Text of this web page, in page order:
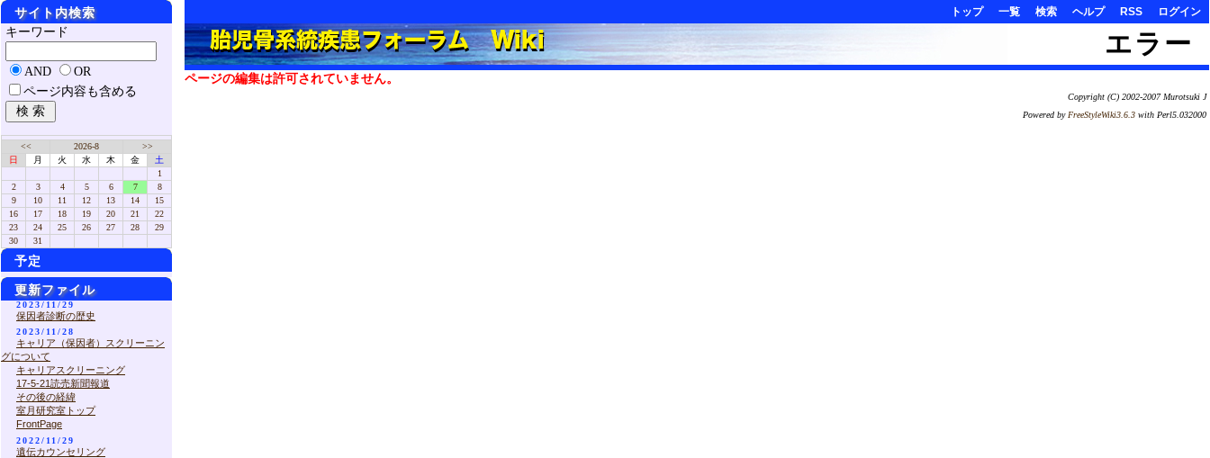
トップ 一覧 検索 ヘルプ RSS ログイン
エラー
ページの編集は許可されていません。
Copyright (C) 2002-2007 Murotsuki J
Powered by FreeStyleWiki3.6.3 with Perl5.032000
サイト内検索
キーワード
AND
OR
ページ内容も含める
<< 2026-8
>>
日
月 火 水 木 金
土
1
2
3 4 5 6 7
8
9
10 11 12 13 14
15
16
17 18 19 20 21
22
23
24 25 26 27 28
29
30
31
予定
更新ファイル
2023/11/29
保因者診断の歴史
2023/11/28
キャリア（保因者）スクリーニン
グについて
キャリアスクリーニング
17-5-21読売新聞報道
その後の経緯
室月研究室トップ
FrontPage
2022/11/29
遺伝カウンセリング